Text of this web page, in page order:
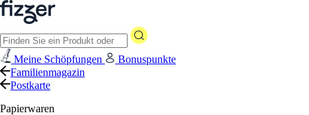
Meine Schöpfungen
Bonuspunkte
Familienmagazin
Postkarte
Papierwaren